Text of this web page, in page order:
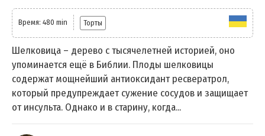
Время: 480 min Торты
Шелковица – дерево с тысячелетней историей, оно
упоминается ещё в Библии. Плоды шелковицы
содержат мощнейший антиоксидант ресвератрол,
который предупреждает сужение сосудов и защищает
от инсульта. Однако и в старину, когда...